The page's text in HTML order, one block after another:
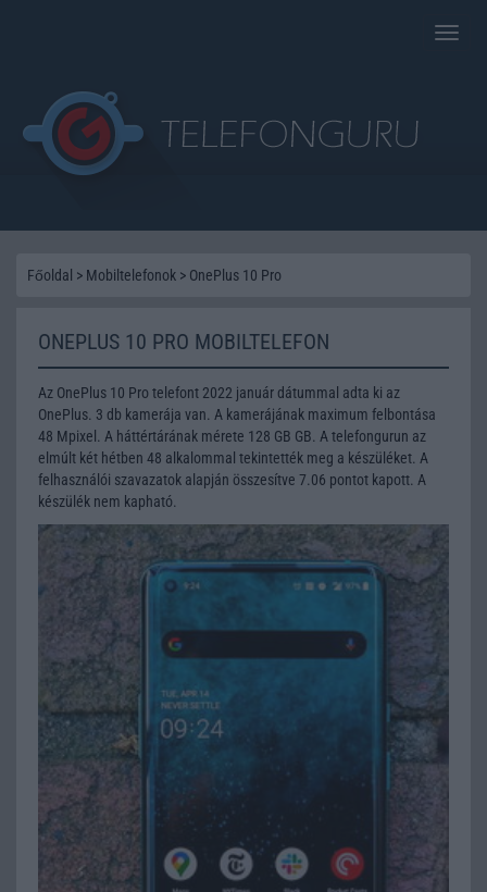
Toggle
Főoldal > Mobiltelefonok > OnePlus 10 Pro
ONEPLUS 10 PRO MOBILTELEFON
Az OnePlus 10 Pro telefont 2022 január dátummal adta ki az
OnePlus. 3 db kamerája van. A kamerájának maximum felbontása
48 Mpixel. A háttértárának mérete 128 GB GB. A telefongurun az
elmúlt két hétben 48 alkalommal tekintették meg a készüléket. A
felhasználói szavazatok alapján összesítve 7.06 pontot kapott. A
készülék nem kapható.